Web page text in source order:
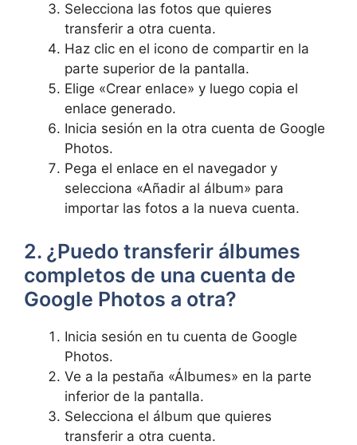
Selecciona las fotos que quieres
transferir a otra cuenta.
Haz clic en el icono de compartir en la
parte superior de la pantalla.
Elige‌ «Crear⁢ enlace» y luego copia el
‌enlace generado.
Inicia ​sesión en la otra cuenta de Google
Photos.
Pega el enlace en el navegador y
selecciona «Añadir al álbum» para
importar‌ las fotos a la nueva cuenta.
2. ¿Puedo transferir álbumes
completos de‍ una cuenta de
Google Photos a otra?
Inicia sesión en tu cuenta de Google
Photos.
Ve a la pestaña «Álbumes» en la parte
inferior de la pantalla.
Selecciona el álbum que‍ quieres
transferir a‍ otra cuenta.